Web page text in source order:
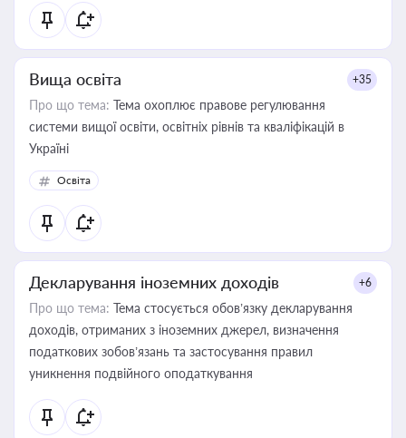
Вища освіта +35
Про що тема: Тема охоплює правове регулювання
системи вищої освіти, освітніх рівнів та кваліфікацій в
Україні
Освіта
Декларування іноземних доходів +6
Про що тема: Тема стосується обов’язку декларування
доходів, отриманих з іноземних джерел, визначення
податкових зобов’язань та застосування правил
уникнення подвійного оподаткування